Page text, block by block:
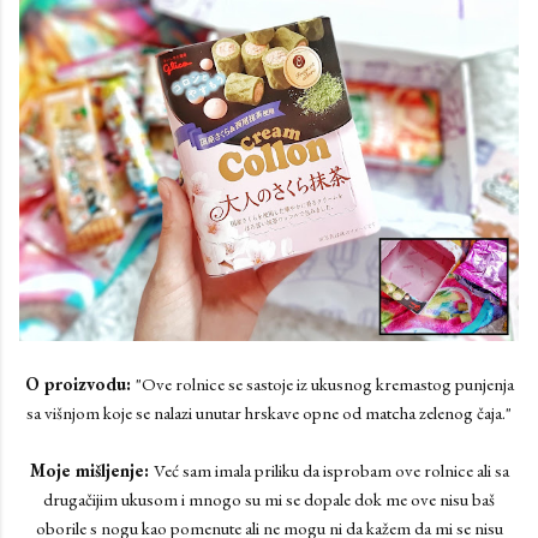
O proizvodu: "Ove rolnice se sastoje iz ukusnog kremastog punjenja
sa višnjom koje se nalazi unutar hrskave opne od matcha zelenog čaja."
Moje mišljenje: Već sam imala priliku da isprobam ove rolnice ali sa
drugačijim ukusom i mnogo su mi se dopale dok me ove nisu baš
oborile s nogu kao pomenute ali ne mogu ni da kažem da mi se nisu